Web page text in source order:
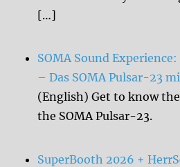
[…]
SOMA Sound
– Das SOMA Pulsar-23
(English) Get to know
the SOMA Pulsar-23.
SuperBooth 2026 +